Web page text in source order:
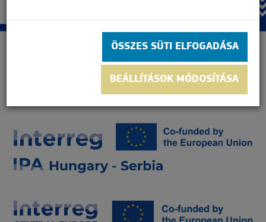
ÖSSZES SÜTI ELFOGADÁSA
BEÁLLÍTÁSOK MÓDOSÍTÁSA